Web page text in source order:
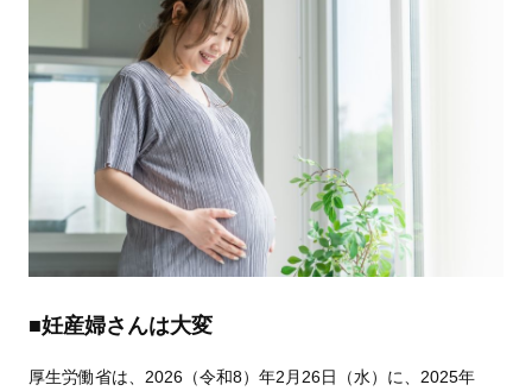
■妊産婦さんは大変
厚生労働省は、2026（令和8）年2月26日（水）に、2025年